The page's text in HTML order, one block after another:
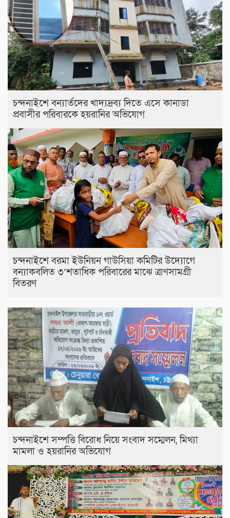
চন্দনাইশে বন্যার্তদের খাদ্যদ্রব্য দিতে এসে কানাডা
প্রবাসীর পরিবারকে হয়রানির অভিযোগ
চন্দনাইশে বরমা ইউনিয়ন গাউসিয়া কমিটির উদ্যোগে
বন্যাকবলিত ৩’শতাধিক পরিবারের মাঝে ত্রাণসামগ্রী
বিতরণ
চন্দনাইশে সম্পত্তি বিরোধ নিয়ে সংবাদ সম্মেলন, মিথ্যা
মামলা ও হয়রানির অভিযোগ